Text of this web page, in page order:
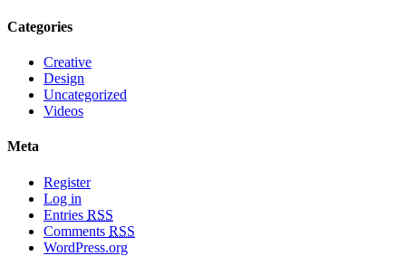
Categories
Creative
Design
Uncategorized
Videos
Meta
Register
Log in
Entries RSS
Comments RSS
WordPress.org